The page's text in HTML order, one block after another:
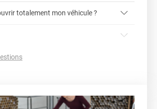
en cliquant ici
totalement mon véhicule ?